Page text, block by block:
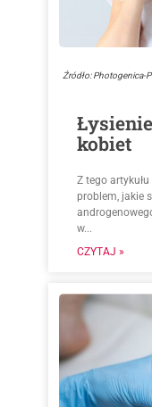
Źródło: Photogenica-
kobiet
Z tego
problem, jakie
w...
CZYTAJ »